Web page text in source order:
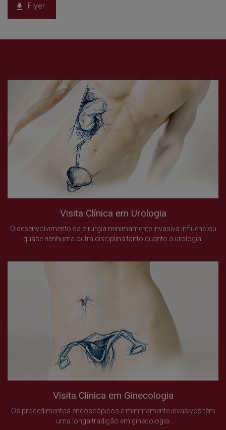
Flyer
Visita Clínica em Urologia
O desenvolvimento da cirurgia minimamente invasiva influenciou
quase nenhuma outra disciplina tanto quanto a urologia.
Visita Clínica em Ginecologia
Os procedimentos endoscópicos e minimamente invasivos têm
uma longa tradição em ginecologia.